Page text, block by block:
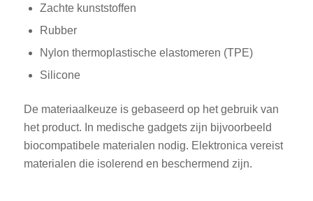
Zachte kunststoffen
Rubber
Nylon thermoplastische elastomeren (TPE)
Silicone
De materiaalkeuze is gebaseerd op het gebruik van
het product. In medische gadgets zijn bijvoorbeeld
biocompatibele materialen nodig. Elektronica vereist
materialen die isolerend en beschermend zijn.